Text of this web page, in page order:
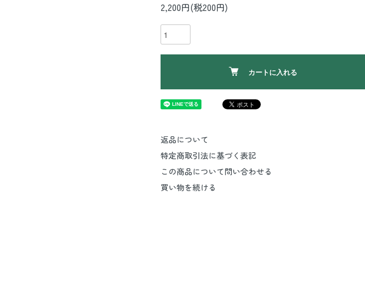
2,200円(税200円)
カートに入れる
返品について
特定商取引法に基づく表記
この商品について問い合わせる
買い物を続ける